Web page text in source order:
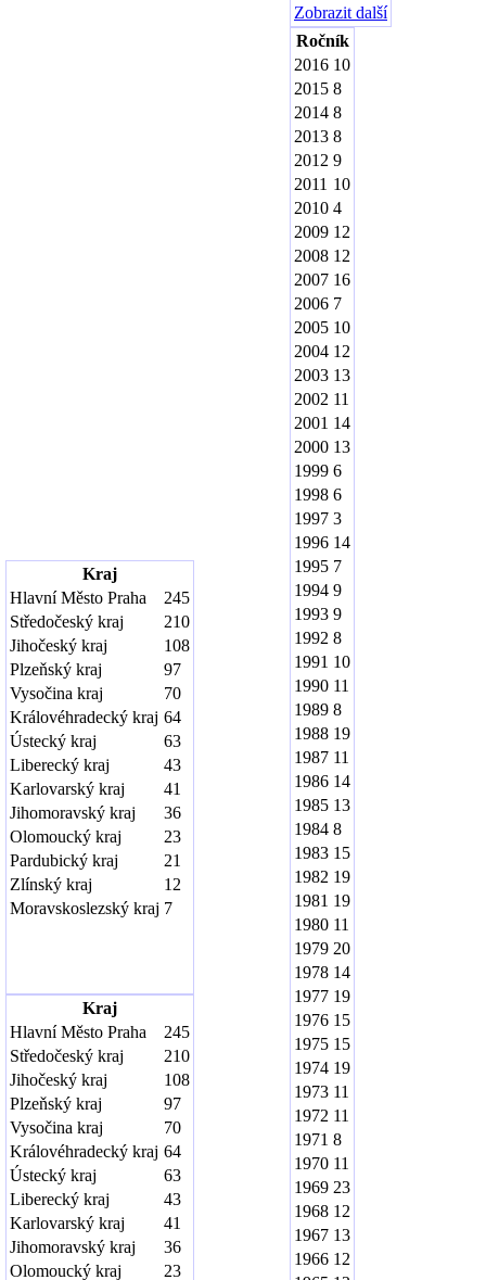
Kraj
Hlavní Město Praha
245
Středočeský kraj
210
Jihočeský kraj
108
Plzeňský kraj
97
Vysočina kraj
70
Královéhradecký kraj 64
Ústecký kraj
63
Liberecký kraj
43
Karlovarský kraj
41
Jihomoravský kraj
36
Olomoucký kraj
23
Pardubický kraj
21
Zlínský kraj
12
Moravskoslezský kraj 7
Kraj
Hlavní Město Praha
245
Středočeský kraj
210
Jihočeský kraj
108
Plzeňský kraj
97
Vysočina kraj
70
Královéhradecký kraj 64
Ústecký kraj
63
Liberecký kraj
43
Karlovarský kraj
41
Jihomoravský kraj
36
Olomoucký kraj
23
Zobrazit další
Ročník
2016 10
2015 8
2014 8
2013 8
2012 9
2011 10
2010 4
2009 12
2008 12
2007 16
2006 7
2005 10
2004 12
2003 13
2002 11
2001 14
2000 13
1999 6
1998 6
1997 3
1996 14
1995 7
1994 9
1993 9
1992 8
1991 10
1990 11
1989 8
1988 19
1987 11
1986 14
1985 13
1984 8
1983 15
1982 19
1981 19
1980 11
1979 20
1978 14
1977 19
1976 15
1975 15
1974 19
1973 11
1972 11
1971 8
1970 11
1969 23
1968 12
1967 13
1966 12